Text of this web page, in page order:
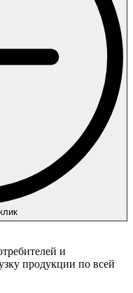
и
продукции по всей